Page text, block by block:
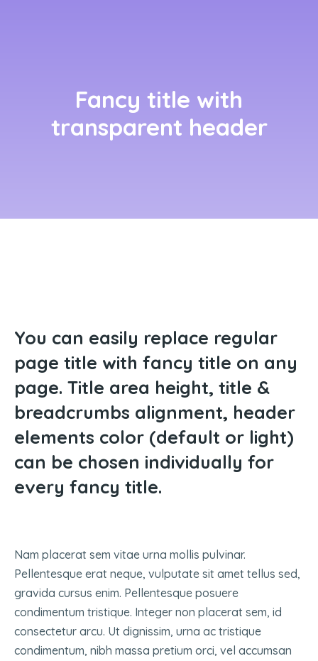
Fancy title with
transparent header
You can easily replace regular
page title with fancy title on any
page. Title area height, title &
breadcrumbs alignment, header
elements color (default or light)
can be chosen individually for
every fancy title.
Nam placerat sem vitae urna mollis pulvinar.
Pellentesque erat neque, vulputate sit amet tellus sed,
gravida cursus enim. Pellentesque posuere
condimentum tristique. Integer non placerat sem, id
consectetur arcu. Ut dignissim, urna ac tristique
condimentum, nibh massa pretium orci, vel accumsan